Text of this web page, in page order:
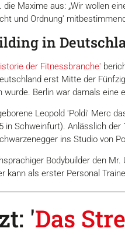
Maxime aus: „Wir wollen
und Ordnung'
in
der Fitnessbranche'
erst Mitte der
wurde. Berlin war damals eine
Leopold 'Poldi' Merc
in Schweinfurt). Anlässlich
ins Studio von
Bodybuilder den
kann als erster Personal
'Das